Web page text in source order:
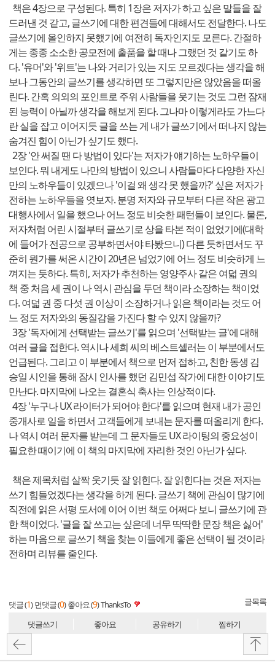
책은 4장으로 구성된다. 특히 1장은 저자가 하고 싶은 말들을 잘
드러낸 것 같고, 글쓰기에 대한 편견들에 대해서도 전달한다. 나도
글쓰기에 올인하지 못했기에 여전히 독자인지도 모른다. 간절하
게는 종종 소소한 공모전에 출품을 할 때나 그랬던 것 같기도 하
다. '유머'와 '위트'는 나와 거리가 있는 지도 모르겠다는 생각을 해
보나 그동안의 글쓰기를 생각하면 또 그렇지만은 않았음을 떠올
린다. 간혹 의외의 포인트로 주위 사람들을 웃기는 것도 그런 잠재
된 능력이 아닐까 생각을 해보게 된다. 그나마 이렇게라도 가느다
란 실을 잡고 이어지듯 글을 쓰는 게 내가 글쓰기에서 떠나지 않는
숨겨진 힘이 아닌가 싶기도 했다.
2장 '안 써질 땐 다 방법이 있다'는 저자가 얘기하는 노하우들이
보인다. 뭐 내게도 나만의 방법이 있으니 사람들마다 다양한 자신
만의 노하우들이 있겠으나 '이걸 왜 생각 못 했을까?' 싶은 저자가
전하는 노하우들을 엿보자. 분명 저자와 규모부터 다른 작은 광고
대행사에서 일을 했으나 어느 정도 비슷한 패턴들이 보인다. 물론,
저자처럼 어린 시절부터 글쓰기로 상을 타본 적이 없었기에(대학
에 들어가 전공으로 공부하면서야 타봤으니) 다른 듯하면서도 꾸
준히 뭔가를 써온 시간이 20년은 넘었기에 어느 정도 비슷하게 느
껴지는 듯하다. 특히, 저자가 추천하는 영양주사 같은 여덟 권의
책 중 처음 세 권이 나 역시 관심을 두던 책이라 소장하는 책이었
다. 여덟 권 중 다섯 권 이상이 소장하거나 읽은 책이라는 것도 어
느 정도 저자와의 동질감을 가진다 할 수 있지 않을까?
3장 '독자에게 선택받는 글쓰기'를 읽으며 '선택받는 글'에 대해
여러 글을 접한다. 역시나 세희 씨의 베스트셀러는 이 부분에서도
언급된다. 그리고 이 부분에서 책으로 먼저 접하고, 친한 동생 김
승일 시인을 통해 잠시 인사를 했던 김민섭 작가에 대한 이야기도
만난다. 마지막에 나오는 결혼식 축사는 인상적이다.
4장 '누구나 UX 라이터가 되어야 한다'를 읽으며 현재 내가 공인
중개사로 일을 하면서 고객들에게 보내는 문자를 떠올리게 한다.
나 역시 여러 문자를 받는데 그 문자들도 UX 라이팅의 중요성이
필요한 때이기에 이 책의 마지막에 자리한 것인 아닌가 싶다.
책은 제목처럼 살짝 웃기듯 잘 읽힌다. 잘 읽힌다는 것은 저자는
쓰기 힘들었겠다는 생각을 하게 된다. 글쓰기 책에 관심이 많기에
직전에 읽은 서평 도서에 이어 이번 책도 어쩌다 보니 글쓰기에 관
한 책이었다. '글을 잘 쓰고는 싶은데 너무 딱딱한 문장 책은 싫어'
하는 마음으로 글쓰기 책을 찾는 이들에게 좋은 선택이 될 것이라
전하며 리뷰를 줄인다.
댓글 (1) 먼댓글 (0) 좋아요 (9)ThanksTo 글목록
댓글쓰기 좋아요 공유하기 찜하기